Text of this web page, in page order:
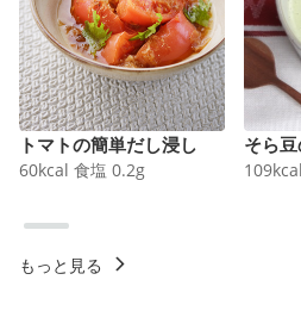
トマトの簡単だし浸し
60kcal 食塩 0.2g
そら
109kcal
もっと見る